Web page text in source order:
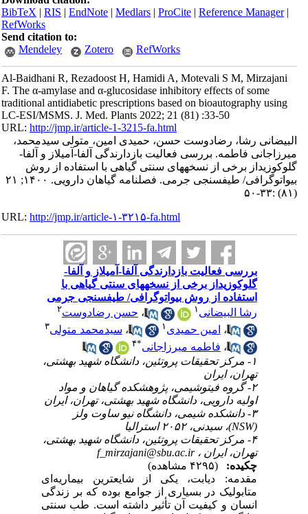
BibTeX|RIS|EndNote|Medlars|ProCite|Reference Manager
RefWorks
Send citation to:
Mendeley
Zotero RefWorks
Al-Baidhani R, Rezadoost H, Hamidi A, Motevali S M, Mirzajani
F. The α-amylase and α-glucosidase inhibitory effects of some
traditional antidiabetic prescriptions based on bioautography using
LC-ESI/MSMS. J. Med. Plants 2022; 21 (81) :33-50
URL:http://jmp.ir/article-1-3215-fa.html
رشا، رضادوست حسن، حمیدی امین، متولی سیدمحمد،
فاطمه. بررسی فعالیت بازدارندگی آلفا-آمیلاز و آلفا-
گلوکوزیداز برخی از نسخه‎های سنتی گیاهی با استفاده از روش
بیواتوگرافی/ طیف‎سنجی جرمی. فصلنامه گياهان دارویی. ۱۴۰۰; ۲۱
URL:http://jmp.ir/article-۱-۳۲۱۵-fa.html
بررسی فعالیت بازدارندگی آلفا-آمیلاز و آلفا-
گلوکوزیداز برخی از نسخه‎های سنتی گیاهی با
استفاده از روش بیواتوگرافی/ طیف‎سنجی جرمی
رشا البیضانی ۱ ،حسن رضادوست
،امین حمیدی ،سیدمحمد متولی ۳
،فاطمه میرزاجانی *۴
۱- مرکز تحقیقات پروتئین، دانشگاه شهید بهشتی،
تهران، ایران
۲- گروه فیتوشیمی، پژوهشکده گیاهان و مواد
اولیه دارویی، دانشگاه شهید بهشتی، تهران، ایران
۳- دانشکده شیمی، دانشگاه نیو ساوت ولز
۴- مرکز تحقیقات پروتئین، دانشگاه شهید بهشتی،
تهران، ایران ،f_mirzajani@sbu.ac.ir
چکیده:
(۴۲۹۵ مشاهده)
مقدمه: دیابت، یکی از شایعترین بیماریه‌ای
متابولیک در بسیاری از جوامع بوده که بر زندگی
انسان و کیفیت آن تأثیر داشته است. طب سنتی